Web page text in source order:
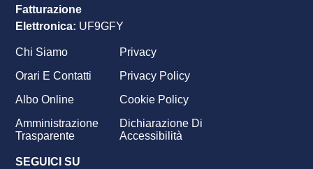
Fatturazione
Elettronica: UF9GFY
Footer
menu
Chi Siamo
Orari E Contatti
Albo Online
Amministrazione
Trasparente
Privacy
Privacy Policy
Cookie Policy
Dichiarazione Di
Accessibilità
SEGUICI SU